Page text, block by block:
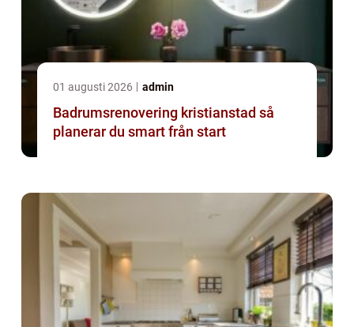
01 augusti 2026 admin
Badrumsrenovering kristianstad så
planerar du smart från start